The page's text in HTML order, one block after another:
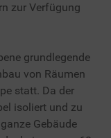
zur Verfügung
grundlegende
von Räumen
statt. Da der
isoliert und zu
Gebäude